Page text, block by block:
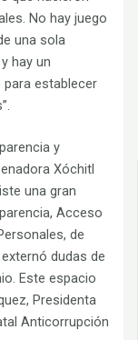
No hay juego
una sola
hay un
establecer
y
Xóchitl
una gran
Acceso
de
dudas de
Este espacio
Presidenta
Anticorrupción